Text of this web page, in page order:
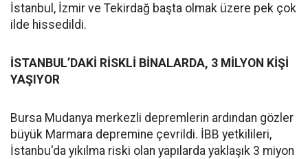
İstanbul, İzmir ve Tekirdağ başta olmak üzere pek çok
ilde hissedildi.
İSTANBUL’DAKİ RİSKLİ BİNALARDA, 3 MİLYON KİŞİ
YAŞIYOR
Bursa Mudanya merkezli depremlerin ardından gözler
büyük Marmara depremine çevrildi. İBB yetkilileri,
İstanbu'da yıkılma riski olan yapılarda yaklaşık 3 miyon